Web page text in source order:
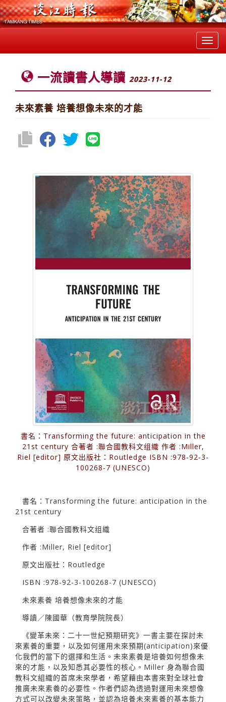
一流讀書人導讀 2023-11-12
未來素養 培養想像未來的才能
書名：Transforming the future: anticipation in the
21st century 合著者 :聯合國教科文组織 作者 :Miller,
Riel [editor] 原文出版社：Routledge ISBN :978-92-3-
100268-7 (UNESCO)
書名：Transforming the future: anticipation in the
21st century
合著者 :聯合國教科文组織
作者 :Miller, Riel [editor]
原文出版社：Routledge
ISBN :978-92-3-100268-7 (UNESCO)
未來素養 培養想像未來的才能
導讀／陳國華（教育學院院長）
《變革未來：二十一世紀預期研究》一書主要在探討未
來素養的重要，以及如何運用未來預期(anticipation)來優
化我們的當下的選擇和生活。未來素養是培養如何想像未
來的才能，以及知悉其必要性的核心。Miller 身為聯合國
教科文組織的首席未來學者，希望藉由本書來對全球社會
推廣未來素養的必要性。作者們認為透過對運用未來想像
方式可以改變未來策略，並認為培養未來素養的基本能力